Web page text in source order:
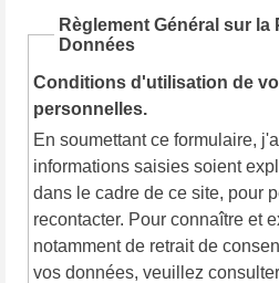
Règlement Général sur
Données
Conditions d'utilisation de
personnelles.
En soumettant ce formulaire,
informations saisies soient
dans le cadre de ce site, pour
recontacter. Pour connaître et
notamment de retrait de
vos données, veuillez